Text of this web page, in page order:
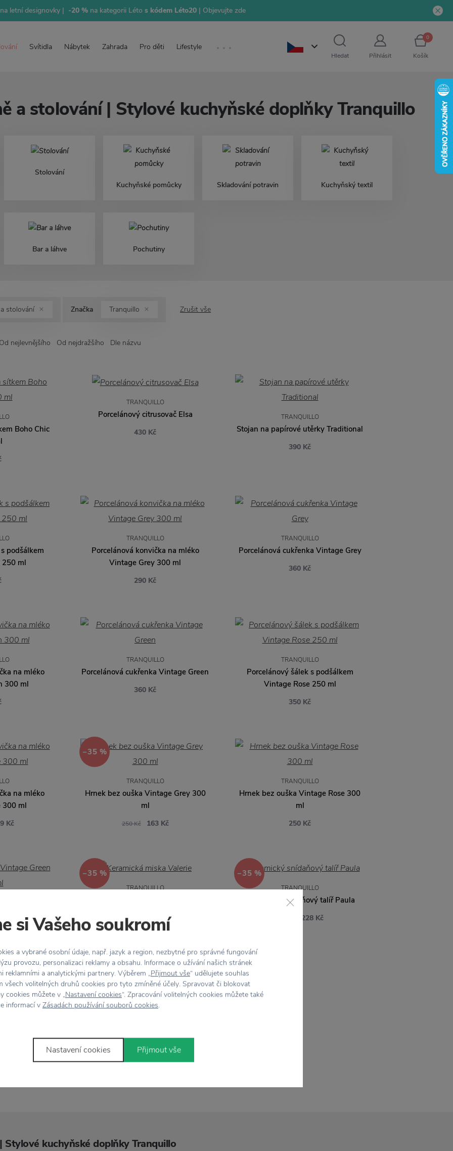
letní designovky | -20 %na kategorii Létos kódem Léto20 | Objevujte zde
Svítidla Nábytek Zahrada Pro děti Lifestyle
Hledat Přihlásit
0
Košík
a stolování | Stylové kuchyňské doplňky Tranquillo
Stolování
Kuchyňské pomůcky
Skladování potravin Kuchyňský textil
Bar a láhve Pochutiny
stolování Značka Tranquillo Zrušit vše
Od nejlevnějšího Od nejdražšího Dle názvu
Boho Chic
TRANQUILLO
Porcelánový citrusovač Elsa
430 Kč
TRANQUILLO
Stojan na papírové utěrky Traditional
390 Kč
podšálkem
250 ml
TRANQUILLO
Porcelánová konvička na mléko
Vintage Grey 300 ml
290 Kč
TRANQUILLO
Porcelánová cukřenka Vintage Grey
360 Kč
na mléko
300 ml
TRANQUILLO
Porcelánová cukřenka Vintage Green
360 Kč
TRANQUILLO
Porcelánový šálek s podšálkem
Vintage Rose 250 ml
350 Kč
na mléko
300 ml
Kč
−35 %
TRANQUILLO
Hrnek bez ouška Vintage Grey 300
ml
250 Kč 163 Kč
TRANQUILLO
Hrnek bez ouška Vintage Rose 300
ml
250 Kč
Green 300
−35 %
TRANQUILLO
320 Kč 208 Kč
−35 %
TRANQUILLO
Keramický snídaňový talíř Paula
228 Kč
Stylové kuchyňské doplňky Tranquillo
si Vašeho soukromí
a vybrané osobní údaje, např. jazyk a region, nezbytné pro správné fungování
provozu, personalizaci reklamy a obsahu. Informace o užívání našich stránek
reklamními a analytickými partnery. Výběrem „Přijmout vše“ udělujete souhlas
všech volitelných druhů cookies pro tyto zmíněné účely. Spravovat či blokovat
cookies můžete v „Nastavení cookies“. Zpracování volitelných cookies můžete také
informací v Zásadách používání souborů cookies.
Nastavení cookies Přijmout vše